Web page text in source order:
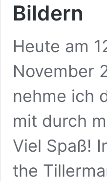
Bildern
Heute am
November
nehme ich
mit durch
Viel Spaß!
the